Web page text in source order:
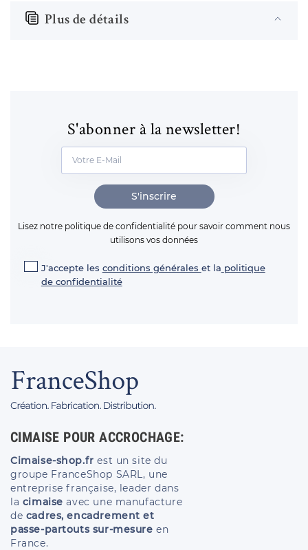
Plus de détails
S'abonner à la newsletter!
S'inscrire
Lisez notre politique de confidentialité pour savoir comment nous
utilisons vos données
J'accepte les conditions générales et la politique
de confidentialité
CIMAISE POUR ACCROCHAGE:
Cimaise-shop.fr est un site du
groupe FranceShop SARL, une
entreprise française, leader dans
la cimaise avec une manufacture
de cadres, encadrement et
passe-partouts sur-mesure en
France.